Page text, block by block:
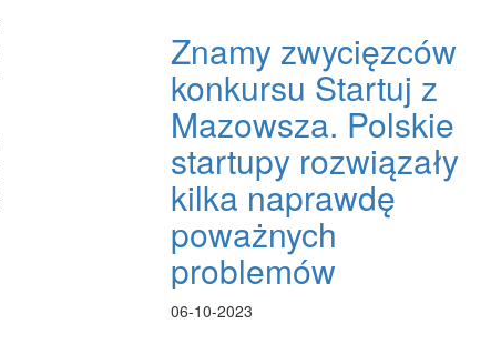
Znamy zwycięzców
konkursu Startuj z
Mazowsza. Polskie
startupy rozwiązały
kilka naprawdę
poważnych
problemów
06-10-2023